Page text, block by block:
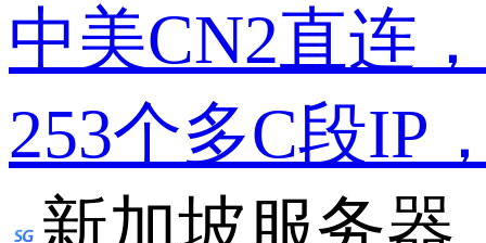
中美CN2直连
253个多C段IP